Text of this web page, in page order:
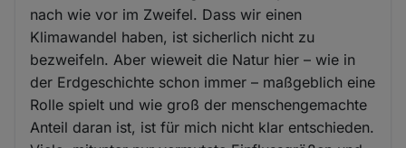
nach wie vor im Zweifel. Dass wir einen
Klimawandel haben, ist sicherlich nicht zu
bezweifeln. Aber wieweit die Natur hier – wie in
der Erdgeschichte schon immer – maßgeblich eine
Rolle spielt und wie groß der menschengemachte
Anteil daran ist, ist für mich nicht klar entschieden.